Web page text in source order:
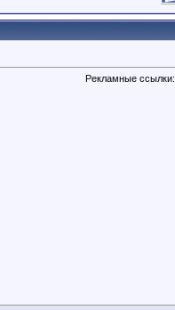
Рекламные ссылки: